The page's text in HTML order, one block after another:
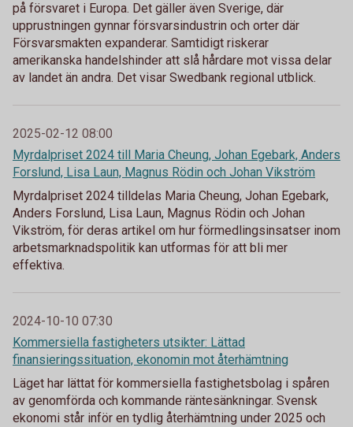
på försvaret i Europa. Det gäller även Sverige, där
upprustningen gynnar försvarsindustrin och orter där
Försvarsmakten expanderar. Samtidigt riskerar
amerikanska handelshinder att slå hårdare mot vissa delar
av landet än andra. Det visar Swedbank regional utblick.
2025-02-12 08:00
Myrdalpriset 2024 till Maria Cheung, Johan Egebark, Anders
Forslund, Lisa Laun, Magnus Rödin och Johan Vikström
Myrdalpriset 2024 tilldelas Maria Cheung, Johan Egebark,
Anders Forslund, Lisa Laun, Magnus Rödin och Johan
Vikström, för deras artikel om hur förmedlingsinsatser inom
arbetsmarknadspolitik kan utformas för att bli mer
effektiva.
2024-10-10 07:30
Kommersiella fastigheters utsikter: Lättad
finansieringssituation, ekonomin mot återhämtning
Läget har lättat för kommersiella fastighetsbolag i spåren
av genomförda och kommande räntesänkningar. Svensk
ekonomi står inför en tydlig återhämtning under 2025 och